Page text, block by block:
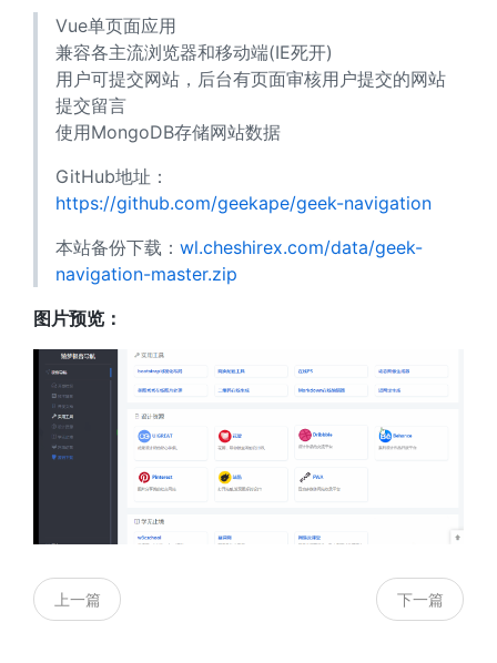
Vue单页面应用
兼容各主流浏览器和移动端(IE死开)
用户可提交网站，后台有页面审核用户提交的网站
提交留言
使用MongoDB存储网站数据
GitHub地址：
https://github.com/geekape/geek-navigation
本站备份下载： wl.cheshirex.com/data/geek-
navigation-master.zip
图片预览：
上一篇 下一篇